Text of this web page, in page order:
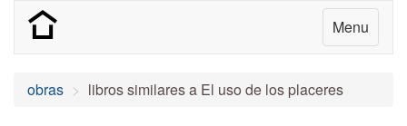
Menu
obras libros similares a El uso de los placeres